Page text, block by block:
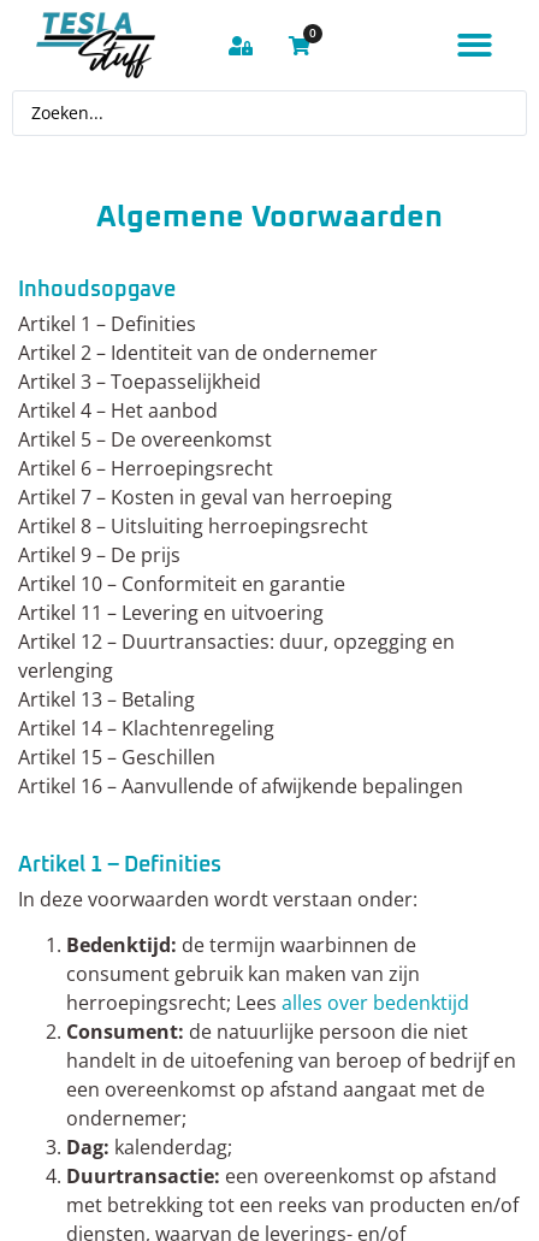
0
Algemene Voorwaarden
Inhoudsopgave
Artikel 1 – Definities
Artikel 2 – Identiteit van de ondernemer
Artikel 3 – Toepasselijkheid
Artikel 4 – Het aanbod
Artikel 5 – De overeenkomst
Artikel 6 – Herroepingsrecht
Artikel 7 – Kosten in geval van herroeping
Artikel 8 – Uitsluiting herroepingsrecht
Artikel 9 – De prijs
Artikel 10 – Conformiteit en garantie
Artikel 11 – Levering en uitvoering
Artikel 12 – Duurtransacties: duur, opzegging en
verlenging
Artikel 13 – Betaling
Artikel 14 – Klachtenregeling
Artikel 15 – Geschillen
Artikel 16 – Aanvullende of afwijkende bepalingen
Artikel 1 – Definities
In deze voorwaarden wordt verstaan onder:
Bedenktijd: de termijn waarbinnen de
consument gebruik kan maken van zijn
herroepingsrecht; Lees alles over bedenktijd
Consument: de natuurlijke persoon die niet
handelt in de uitoefening van beroep of bedrijf en
een overeenkomst op afstand aangaat met de
ondernemer;
Dag: kalenderdag;
Duurtransactie: een overeenkomst op afstand
met betrekking tot een reeks van producten en/of
diensten, waarvan de leverings- en/of